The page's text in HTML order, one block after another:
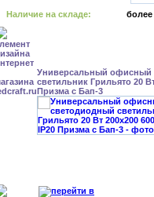
Наличие на складе: более
Универсальный офисный
светильник Грильято 20
Призма с Бап-3